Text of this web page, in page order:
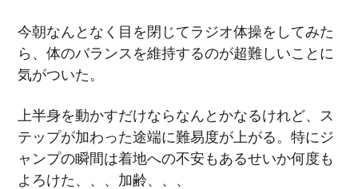
今朝なんとなく目を閉じてラジオ体操をしてみた
ら、体のバランスを維持するのが超難しいことに
気がついた。
上半身を動かすだけならなんとかなるけれど、ス
テップが加わった途端に難易度が上がる。特にジ
ャンプの瞬間は着地への不安もあるせいか何度も
よろけた、、、加齢、、、